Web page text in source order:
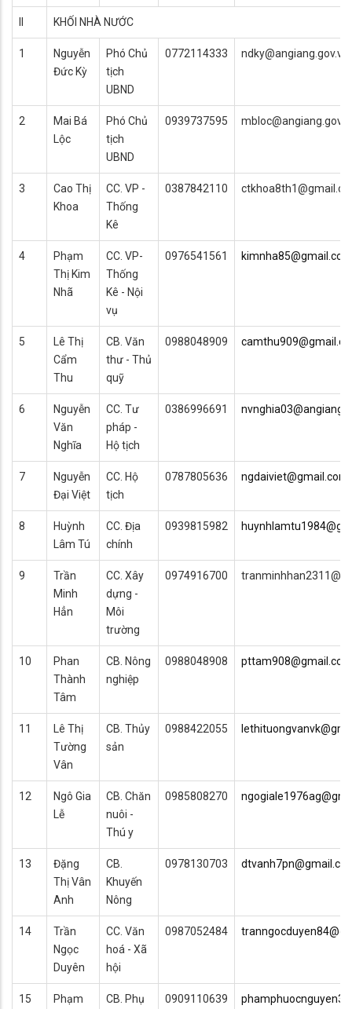
KHỐI NHÀ NƯỚC
1
Nguyễn
Đức Kỳ
Phó Chủ
tịch
UBND
0772114333 ndky@angiang.gov.vn
2
Mai Bá
Lộc
Phó Chủ
tịch
UBND
0939737595
3
Cao Thị
Khoa
CC. VP -
Thống
Kê
0387842110
4
Phạm
Thị Kim
Nhã
CC. VP-
Thống
Kê - Nội
vụ
0976541561 kimnha85@gmail.com
5
Lê Thị
Cẩm
Thu
CB. Văn
thư - Thủ
quỹ
0988048909
6
Nguyễn
Văn
Nghĩa
CC. Tư
pháp -
Hộ tịch
0386996691
7
Nguyễn
Đại Việt
CC. Hộ
tịch
0787805636 ngdaiviet@gmail.com
8
Huỳnh
Lâm Tú
CC. Địa
chính
0939815982
9
Trần
Minh
Hẳn
CC. Xây
dựng -
Môi
trường
0974916700
10
Phan
Thành
Tâm
CB. Nông
nghiệp
0988048908 pttam908@gmail.com
11
Lê Thị
Tường
Vân
CB. Thủy
sản
0988422055
12
Ngô Gia
Lễ
CB. Chăn
nuôi -
Thú y
0985808270
13
Đặng
Thị Vân
Anh
CB.
Khuyến
Nông
0978130703
14
Trần
Ngọc
Duyên
CC. Văn
hoá - Xã
hội
0987052484
15 Phạm CB. Phụ 0909110639